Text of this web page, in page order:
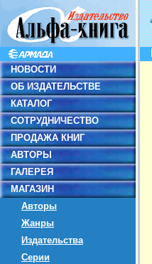
НОВОСТИ
ОБ ИЗДАТЕЛЬСТВЕ
КАТАЛОГ
СОТРУДНИЧЕСТВО
ПРОДАЖА КНИГ
АВТОРЫ
ГАЛЕРЕЯ
МАГАЗИН
Авторы
Жанры
Издательства
Серии